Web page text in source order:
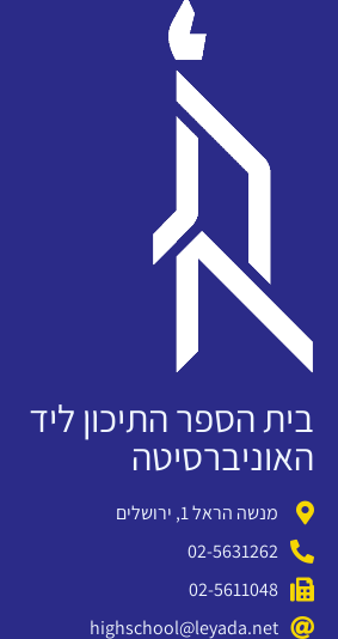
בית הספר התיכון ליד
האוניברסיטה
מנשה הראל 1, ירושלים
02-5631262
02-5611048
highschool@leyada.net